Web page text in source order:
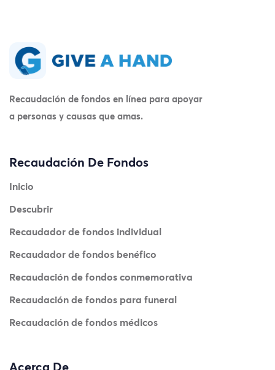
Recaudación de fondos en línea para apoyar
a personas y causas que amas.
Recaudación De Fondos
Inicio
Descubrir
Recaudador de fondos individual
Recaudador de fondos benéfico
Recaudación de fondos conmemorativa
Recaudación de fondos para funeral
Recaudación de fondos médicos